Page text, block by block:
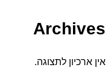
Archives
אין ארכיון לתצוגה.